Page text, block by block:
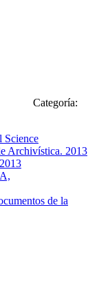
Categoría:
Science
Archivística. 2013
de la